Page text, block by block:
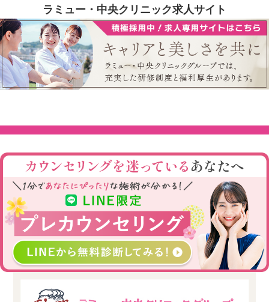
ラミュー・中央クリニック求人サイト